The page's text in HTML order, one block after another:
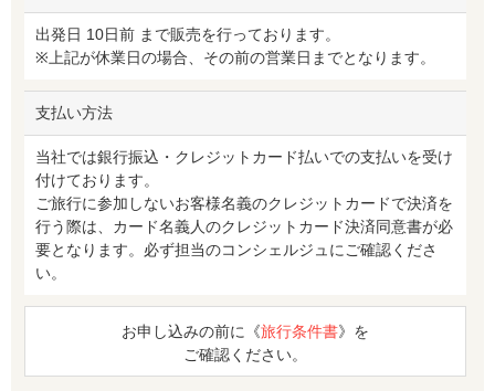
出発日 10日前 まで販売を行っております。
※上記が休業日の場合、その前の営業日までとなります。
支払い方法
当社では銀行振込・クレジットカード払いでの支払いを受け
付けております。
ご旅行に参加しないお客様名義のクレジットカードで決済を
行う際は、カード名義人のクレジットカード決済同意書が必
要となります。必ず担当のコンシェルジュにご確認くださ
い。
お申し込みの前に《旅行条件書》を
ご確認ください。